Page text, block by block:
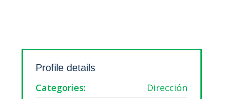
Profile details
Categories:
Dirección